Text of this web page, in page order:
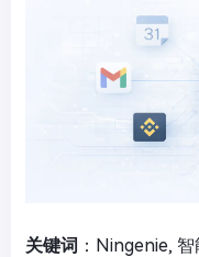
关键词 ：Ningenie,